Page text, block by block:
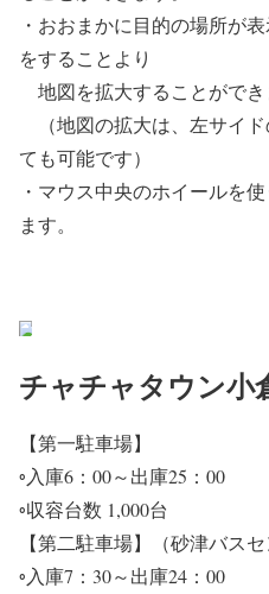
・おおまかに目的の場所が
をすることより
地図を拡大することができ
（地図の拡大は、左サイ
ても可能です）
・マウス中央のホイールを
ます。
チャチャタウン小
【第一駐車場】
◦入庫6：00～出庫25：00
◦収容台数 1,000台
【第二駐車場】（砂津バスセ
◦入庫7：30～出庫24：00